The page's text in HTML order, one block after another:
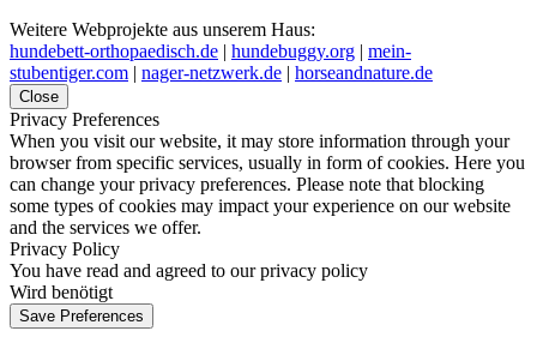
Weitere Webprojekte aus unserem Haus:
hundebett-orthopaedisch.de | hundebuggy.org | mein-
stubentiger.com | nager-netzwerk.de | horseandnature.de
Close
Privacy Preferences
When you visit our website, it may store information through your
browser from specific services, usually in form of cookies. Here you
can change your privacy preferences. Please note that blocking
some types of cookies may impact your experience on our website
and the services we offer.
Privacy Policy
You have read and agreed to our privacy policy
Wird benötigt
Save Preferences